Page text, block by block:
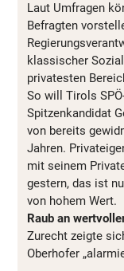
Laut Umfragen
Befragten
klassischer
privatesten
So will Tirols
Spitzenkandidat
von bereits
Jahren.
mit seinem
gestern, das ist
von hohem Wert.
Raub an
Zurecht zeigte
Oberhofer